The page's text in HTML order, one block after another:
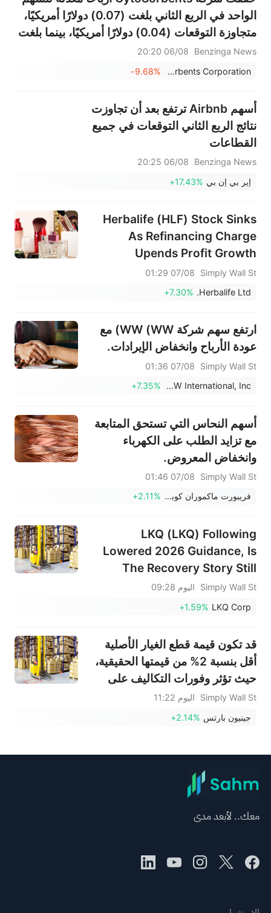
الواحد في الربع الثاني بلغت (0.07) دولارًا أمريكيًا،
متجاوزة التوقعات (0.04) دولارًا أمريكيًا، بينما بلغت
المبيعات 9.633 مليون دولار أمريكي، متجاوزة
التوقعات التي بلغت 9.346 مليون دولار أمريكي.
Benzinga News
06/08 20:20
CytoSorbents Corporation
-9.68%
أسهم Airbnb ترتفع بعد أن تجاوزت
نتائج الربع الثاني التوقعات في جميع
القطاعات
Benzinga News
06/08 20:25
إير بي إن بي +17.43%
Herbalife (HLF) Stock Sinks
As Refinancing Charge
Upends Profit Growth
Simply Wall St
07/08 01:29
Herbalife Ltd.
+7.30%
ارتفع سهم شركة WW (WW) مع
عودة الأرباح وانخفاض الإيرادات.
Simply Wall St
07/08 01:36
WW International, Inc.
+7.35%
أسهم النحاس التي تستحق المتابعة
مع تزايد الطلب على الكهرباء
وانخفاض المعروض.
Simply Wall St
07/08 01:46
فريبورت ماكموران كوبر آند غولد +2.11%
LKQ (LKQ) Following
Lowered 2026 Guidance, Is
The Recovery Story Still
Undervalued?
Simply Wall St
اليوم 09:28
LKQ Corp
+1.59%
قد تكون قيمة قطع الغيار الأصلية
أقل بنسبة 2% من قيمتها الحقيقية،
حيث تؤثر وفورات التكاليف على
القيمة.
Simply Wall St
اليوم 11:22
جينيون بارتس +2.14%
معك.. لأبعد مدى